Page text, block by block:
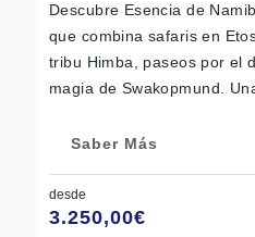
Descubre Esencia de
que combina safaris en
tribu Himba, paseos por el
magia de Swakopmund.
Saber Más
desde
3.250,00€